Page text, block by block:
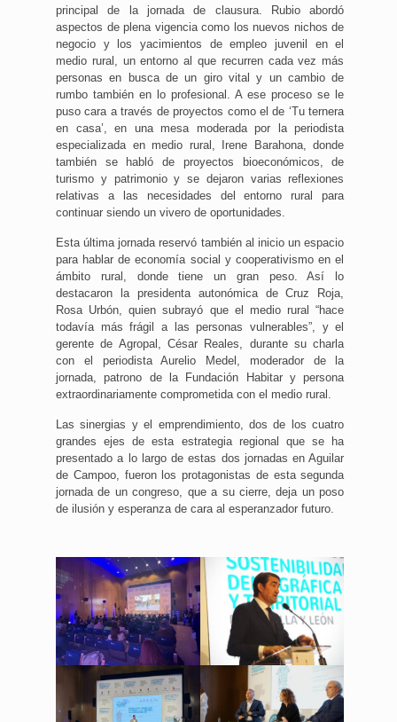
principal de la jornada de clausura. Rubio abordó
aspectos de plena vigencia como los nuevos nichos de
negocio y los yacimientos de empleo juvenil en el
medio rural, un entorno al que recurren cada vez más
personas en busca de un giro vital y un cambio de
rumbo también en lo profesional. A ese proceso se le
puso cara a través de proyectos como el de ‘Tu ternera
en casa’, en una mesa moderada por la periodista
especializada en medio rural, Irene Barahona, donde
también se habló de proyectos bioeconómicos, de
turismo y patrimonio y se dejaron varias reflexiones
relativas a las necesidades del entorno rural para
continuar siendo un vivero de oportunidades.
Esta última jornada reservó también al inicio un espacio
para hablar de economía social y cooperativismo en el
ámbito rural, donde tiene un gran peso. Así lo
destacaron la presidenta autonómica de Cruz Roja,
Rosa Urbón, quien subrayó que el medio rural “hace
todavía más frágil a las personas vulnerables”, y el
gerente de Agropal, César Reales, durante su charla
con el periodista Aurelio Medel, moderador de la
jornada, patrono de la Fundación Habitar y persona
extraordinariamente comprometida con el medio rural.
Las sinergias y el emprendimiento, dos de los cuatro
grandes ejes de esta estrategia regional que se ha
presentado a lo largo de estas dos jornadas en Aguilar
de Campoo, fueron los protagonistas de esta segunda
jornada de un congreso, que a su cierre, deja un poso
de ilusión y esperanza de cara al esperanzador futuro.